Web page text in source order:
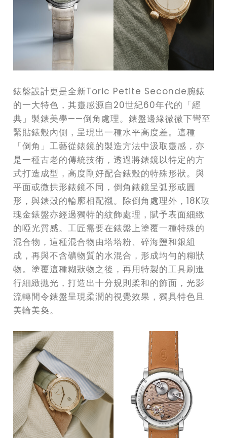
錶盤設計更是全新Toric Petite Seconde腕錶
的一大特色，其靈感源自20世紀60年代的「經
典」製錶美學——倒角處理。錶盤邊緣微微下彎至
緊貼錶殼內側，呈現出一種水平高度差。這種
「倒角」工藝從錶鏡的製造方法中汲取靈感，亦
是一種古老的傳統技術，透過將錶鏡以特定的方
式打造成型，高度剛好配合錶殼的特殊形狀。與
平面或微拱形錶鏡不同，倒角錶鏡呈弧形或圓
形，與錶殼的輪廓相配襯。除倒角處理外，18K玫
瑰金錶盤亦經過獨特的紋飾處理，賦予表面細緻
的啞光質感。工匠需要在錶盤上塗覆一種特殊的
混合物，這種混合物由塔塔粉、碎海鹽和銀組
成，再與不含礦物質的水混合，形成均勻的糊狀
物。塗覆這種糊狀物之後，再用特製的工具刷進
行細緻拋光，打造出十分規則柔和的飾面，光影
流轉間令錶盤呈現柔潤的視覺效果，獨具特色且
美輪美奐。